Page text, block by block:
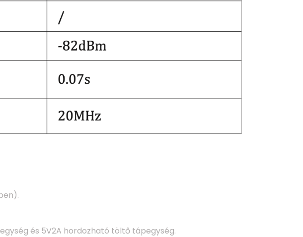
és 5V2A hordozható töltő tápegység.